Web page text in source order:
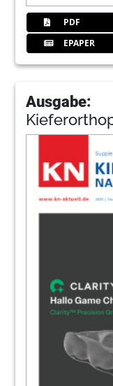
PDF
EPAPER
Ausgabe: